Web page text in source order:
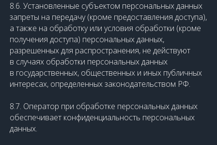
8.6. Установленные субъектом персональных данных
запреты на передачу (кроме предоставления доступа),
а также на обработку или условия обработки (кроме
получения доступа) персональных данных,
разрешенных для распространения, не действуют
в случаях обработки персональных данных
в государственных, общественных и иных публичных
интересах, определенных законодательством РФ.
8.7. Оператор при обработке персональных данных
обеспечивает конфиденциальность персональных
данных.